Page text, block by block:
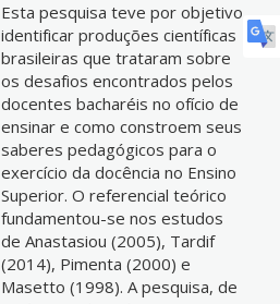
Esta pesquisa teve por objetivo
identificar produções científicas
brasileiras que trataram sobre
os desafios encontrados pelos
docentes bacharéis no ofício de
ensinar e como constroem seus
saberes pedagógicos para o
exercício da docência no Ensino
Superior. O referencial teórico
fundamentou-se nos estudos
de Anastasiou (2005), Tardif
(2014), Pimenta (2000) e
Masetto (1998). A pesquisa, de